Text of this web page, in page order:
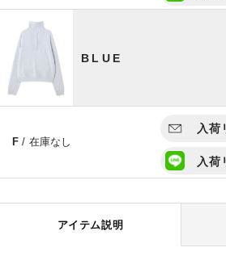
BLUE
F / 在庫なし
入荷
入荷
アイテム説明